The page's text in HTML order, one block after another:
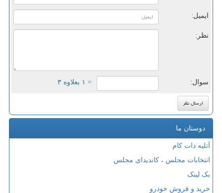
ایمیل:
نظر:
سوال: = ۱ بعلاوه ۳
دوستان ما
آتلیه دات کام
انتخابات مجلس ، کاندیدای مجلس
بک لینک
خرید و فروش خودرو